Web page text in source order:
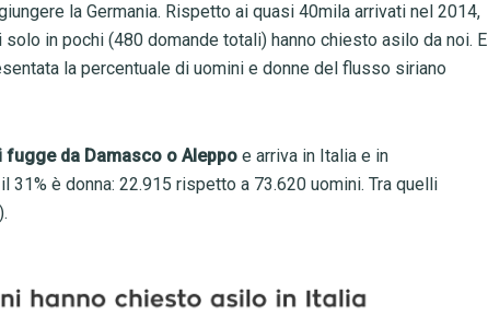
la Germania. Rispetto ai quasi 40mila arrivati nel 2014,
in pochi (480 domande totali) hanno chiesto asilo da noi. E
la percentuale di uomini e donne del flusso siriano
da Damasco o Aleppo e arriva in Italia e in
31% è donna: 22.915 rispetto a 73.620 uomini. Tra quelli